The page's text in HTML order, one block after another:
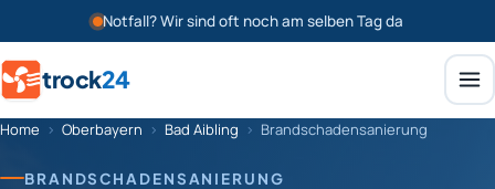
Notfall? Wir sind oft noch am selben Tag da
trock24
Home › Oberbayern › Bad Aibling › Brandschadensanierung
BRANDSCHADENSANIERUNG